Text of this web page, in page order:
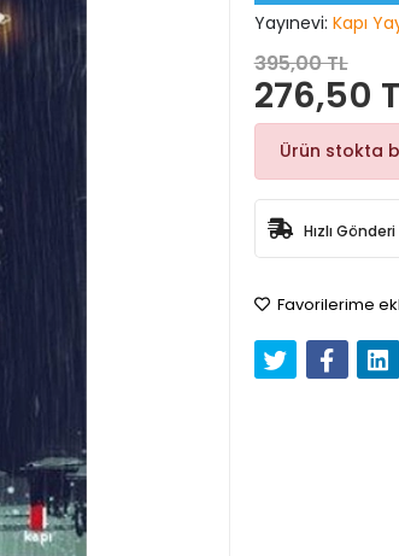
Yayınevi: Kapı
395,00 TL
276,50
Ürün stokta
Hızlı Gönderi
Favorilerime